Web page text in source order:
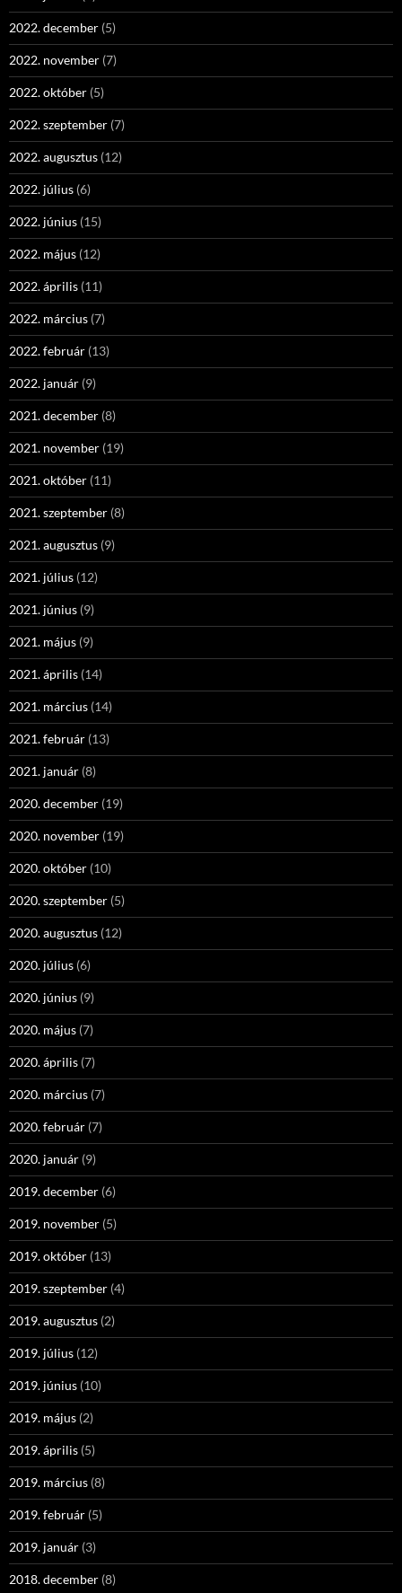
2022. december (5)
2022. november (7)
2022. október (5)
2022. szeptember (7)
2022. augusztus (12)
2022. július (6)
2022. június (15)
2022. május (12)
2022. április (11)
2022. március (7)
2022. február (13)
2022. január (9)
2021. december (8)
2021. november (19)
2021. október (11)
2021. szeptember (8)
2021. augusztus (9)
2021. július (12)
2021. június (9)
2021. május (9)
2021. április (14)
2021. március (14)
2021. február (13)
2021. január (8)
2020. december (19)
2020. november (19)
2020. október (10)
2020. szeptember (5)
2020. augusztus (12)
2020. július (6)
2020. június (9)
2020. május (7)
2020. április (7)
2020. március (7)
2020. február (7)
2020. január (9)
2019. december (6)
2019. november (5)
2019. október (13)
2019. szeptember (4)
2019. augusztus (2)
2019. július (12)
2019. június (10)
2019. május (2)
2019. április (5)
2019. március (8)
2019. február (5)
2019. január (3)
2018. december (8)